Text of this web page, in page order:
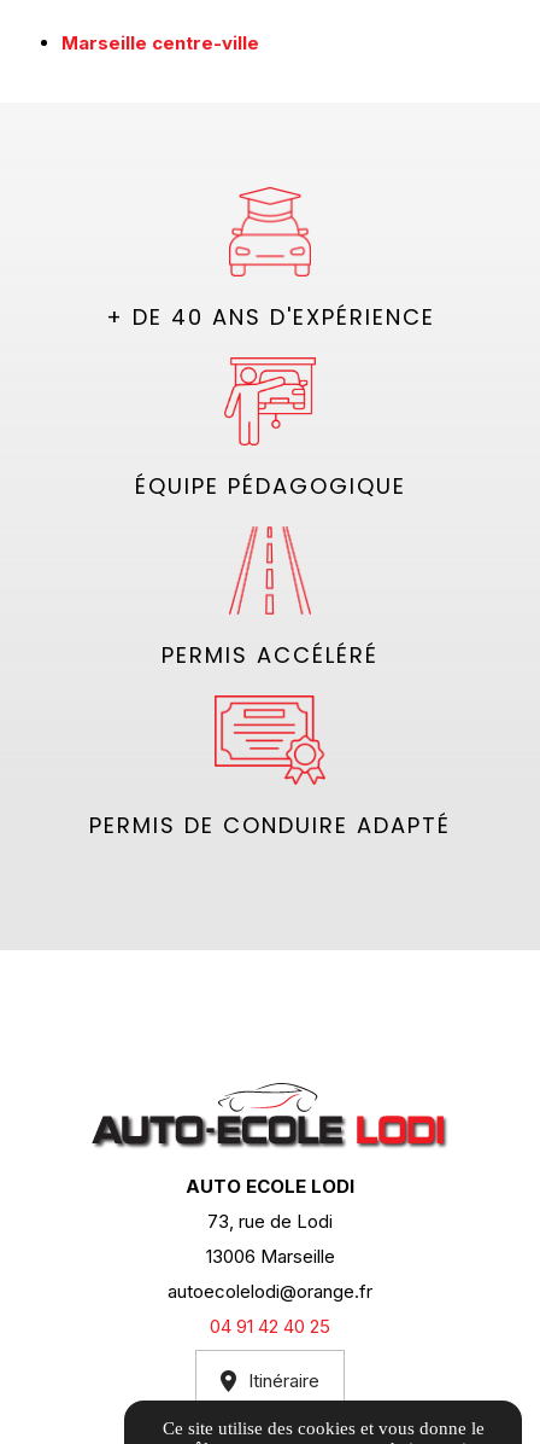
Marseille centre-ville
+ DE 40 ANS D'EXPÉRIENCE
ÉQUIPE PÉDAGOGIQUE
PERMIS ACCÉLÉRÉ
PERMIS DE CONDUIRE ADAPTÉ
AUTO ECOLE LODI
73, rue de Lodi
13006 Marseille
autoecolelodi@orange.fr
04 91 42 40 25
Itinéraire
Ce site utilise des cookies et vous donne le